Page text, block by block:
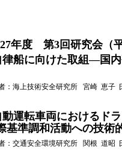
年度 第3回研究会（平
律船に向けた取組―国
者：海上技術安全研究所 宮崎 恵子
動運転車両におけるド
準調和活動への技術
者：交通安全環境研究所 関根 道昭